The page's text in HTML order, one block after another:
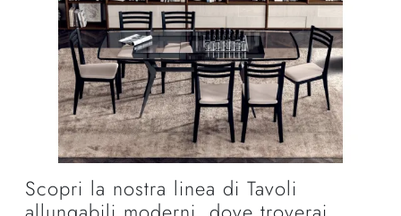
Scopri la nostra linea di Tavoli